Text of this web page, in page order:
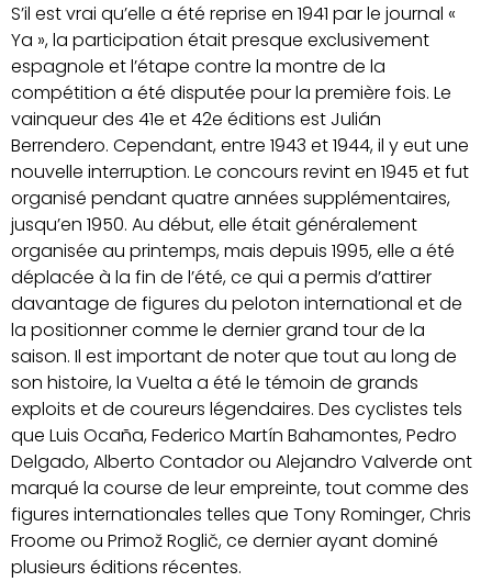
S’il est vrai qu’elle a été reprise en 1941 par le journal «
Ya », la participation était presque exclusivement
espagnole et l’étape contre la montre de la
compétition a été disputée pour la première fois. Le
vainqueur des 41e et 42e éditions est Julián
Berrendero. Cependant, entre 1943 et 1944, il y eut une
nouvelle interruption. Le concours revint en 1945 et fut
organisé pendant quatre années supplémentaires,
jusqu’en 1950. Au début, elle était généralement
organisée au printemps, mais depuis 1995, elle a été
déplacée à la fin de l’été, ce qui a permis d’attirer
davantage de figures du peloton international et de
la positionner comme le dernier grand tour de la
saison. Il est important de noter que tout au long de
son histoire, la Vuelta a été le témoin de grands
exploits et de coureurs légendaires. Des cyclistes tels
que Luis Ocaña, Federico Martín Bahamontes, Pedro
Delgado, Alberto Contador ou Alejandro Valverde ont
marqué la course de leur empreinte, tout comme des
figures internationales telles que Tony Rominger, Chris
Froome ou Primož Roglič, ce dernier ayant dominé
plusieurs éditions récentes.